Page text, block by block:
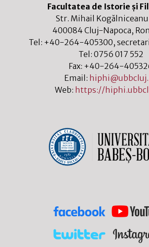
Facultatea de Istorie și
Str. Mihail Kogălniceanu
400084 Cluj-Napoca,
Tel: +40-264-405300,
Tel: 0756 017 552
Fax: +40-264-
Email:
Web: https://